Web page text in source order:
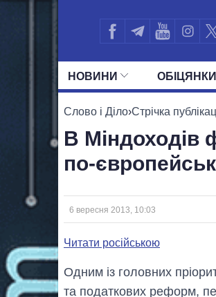
НОВИНИ ОБIЦЯНКИ
УСІ
Слово і Діло›Стрічка
В Міндоходів
по-
6 вересня 2013, 10:03
Читати російською
Одним із головних
та податкових реформ,